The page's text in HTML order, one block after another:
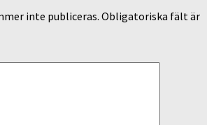
inte publiceras. Obligatoriska fält är